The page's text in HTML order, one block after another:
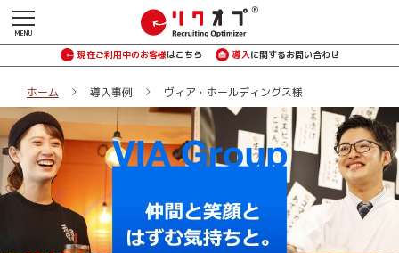
現在ご利用中のお客様はこちら 導入に関するお問い合わせ
ホーム 導入事例 ヴィア・ホールディングス様